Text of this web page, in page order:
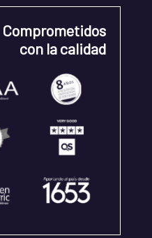
Comprometidos
con la calidad